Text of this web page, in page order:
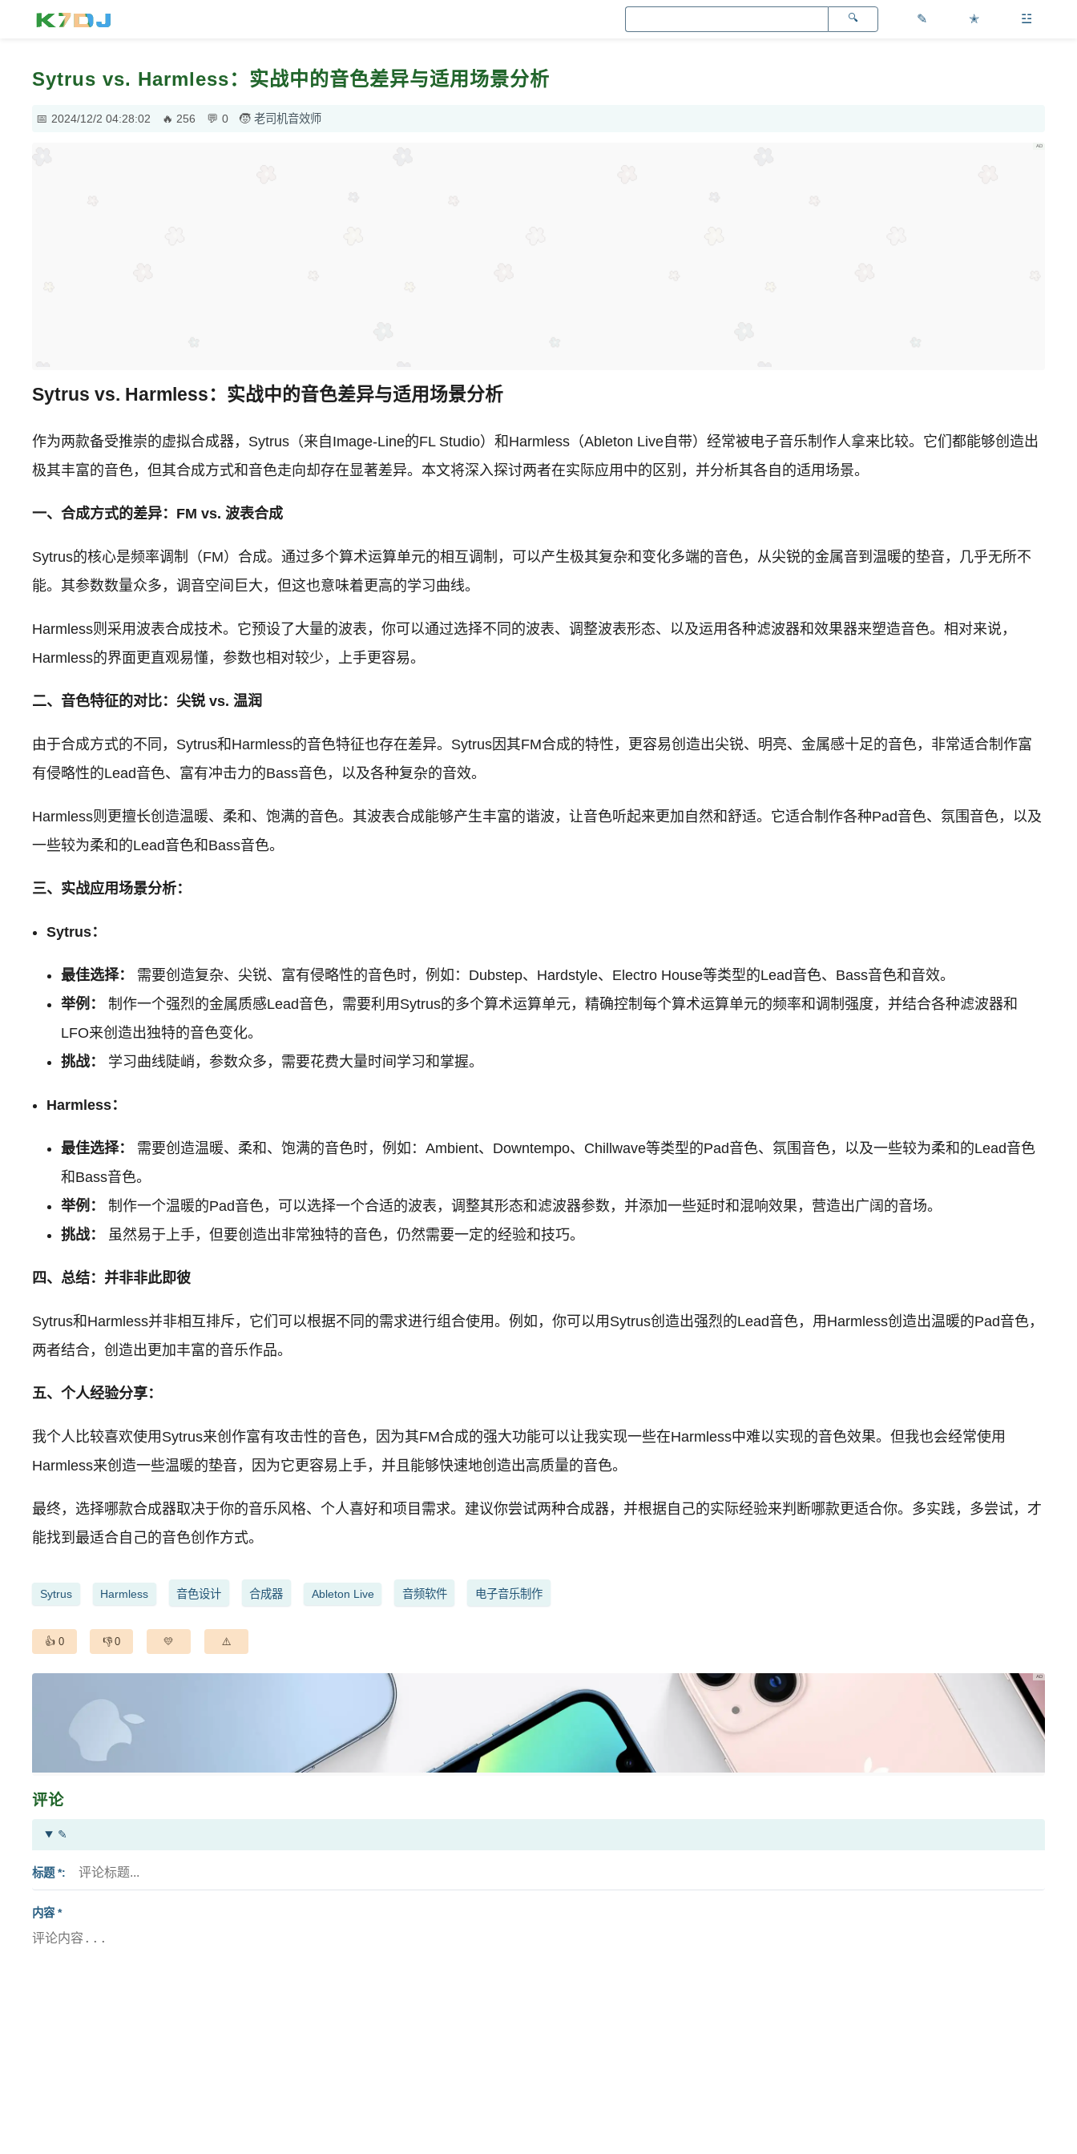
✎ ✭ ☳
Sytrus vs. Harmless：实战中的音色差异与适用场景分析
2024/12/2 04:28:02 256 0 老司机音效师
Sytrus vs. Harmless：实战中的音色差异与适用场景分析
作为两款备受推崇的虚拟合成器，Sytrus（来自Image-Line的FL Studio）和Harmless（Ableton Live自带）经常被电子音乐制作人拿来比较。它们都能够创造出
极其丰富的音色，但其合成方式和音色走向却存在显著差异。本文将深入探讨两者在实际应用中的区别，并分析其各自的适用场景。
一、合成方式的差异：FM vs. 波表合成
Sytrus的核心是频率调制（FM）合成。通过多个算术运算单元的相互调制，可以产生极其复杂和变化多端的音色，从尖锐的金属音到温暖的垫音，几乎无所不
能。其参数数量众多，调音空间巨大，但这也意味着更高的学习曲线。
Harmless则采用波表合成技术。它预设了大量的波表，你可以通过选择不同的波表、调整波表形态、以及运用各种滤波器和效果器来塑造音色。相对来说，
Harmless的界面更直观易懂，参数也相对较少，上手更容易。
二、音色特征的对比：尖锐 vs. 温润
由于合成方式的不同，Sytrus和Harmless的音色特征也存在差异。Sytrus因其FM合成的特性，更容易创造出尖锐、明亮、金属感十足的音色，非常适合制作富
有侵略性的Lead音色、富有冲击力的Bass音色，以及各种复杂的音效。
Harmless则更擅长创造温暖、柔和、饱满的音色。其波表合成能够产生丰富的谐波，让音色听起来更加自然和舒适。它适合制作各种Pad音色、氛围音色，以及
一些较为柔和的Lead音色和Bass音色。
三、实战应用场景分析：
Sytrus：
最佳选择：
需要创造复杂、尖锐、富有侵略性的音色时，例如：Dubstep、Hardstyle、Electro House等类型的Lead音色、Bass音色和音效。
举例：
制作一个强烈的金属质感Lead音色，需要利用Sytrus的多个算术运算单元，精确控制每个算术运算单元的频率和调制强度，并结合各种滤波器和
LFO来创造出独特的音色变化。
挑战：
学习曲线陡峭，参数众多，需要花费大量时间学习和掌握。
Harmless：
最佳选择：
需要创造温暖、柔和、饱满的音色时，例如：Ambient、Downtempo、Chillwave等类型的Pad音色、氛围音色，以及一些较为柔和的Lead音色
和Bass音色。
举例：
制作一个温暖的Pad音色，可以选择一个合适的波表，调整其形态和滤波器参数，并添加一些延时和混响效果，营造出广阔的音场。
挑战：
虽然易于上手，但要创造出非常独特的音色，仍然需要一定的经验和技巧。
四、总结：并非非此即彼
Sytrus和Harmless并非相互排斥，它们可以根据不同的需求进行组合使用。例如，你可以用Sytrus创造出强烈的Lead音色，用Harmless创造出温暖的Pad音色，
两者结合，创造出更加丰富的音乐作品。
五、个人经验分享：
我个人比较喜欢使用Sytrus来创作富有攻击性的音色，因为其FM合成的强大功能可以让我实现一些在Harmless中难以实现的音色效果。但我也会经常使用
Harmless来创造一些温暖的垫音，因为它更容易上手，并且能够快速地创造出高质量的音色。
最终，选择哪款合成器取决于你的音乐风格、个人喜好和项目需求。建议你尝试两种合成器，并根据自己的实际经验来判断哪款更适合你。多实践，多尝试，才
能找到最适合自己的音色创作方式。
Sytrus Harmless 音色设计 合成器 Ableton Live 音频软件 电子音乐制作
0 0
评论
✎
标题 *
内容 *